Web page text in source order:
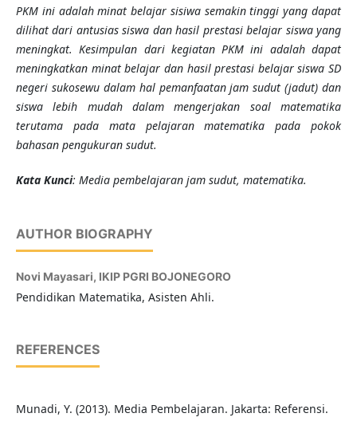
PKM ini adalah minat belajar sisiwa semakin tinggi yang dapat
dilihat dari antusias siswa dan hasil prestasi belajar siswa yang
meningkat. Kesimpulan dari kegiatan PKM ini adalah dapat
meningkatkan minat belajar dan hasil prestasi belajar siswa SD
negeri sukosewu dalam hal pemanfaatan jam sudut (jadut) dan
siswa lebih mudah dalam mengerjakan soal matematika
terutama pada mata pelajaran matematika pada pokok
bahasan pengukuran sudut.
Kata Kunci: Media pembelajaran jam sudut, matematika.
AUTHOR BIOGRAPHY
Novi Mayasari, IKIP PGRI BOJONEGORO
Pendidikan Matematika, Asisten Ahli.
REFERENCES
Munadi, Y. (2013). Media Pembelajaran. Jakarta: Referensi.